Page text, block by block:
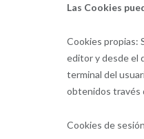
Las Cookies
Cookies propias:
editor y desde el
terminal del
obtenidos través
Cookies de